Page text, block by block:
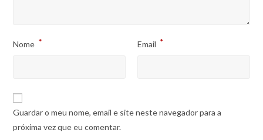
Nome * Email *
Guardar o meu nome, email e site neste navegador para a
próxima vez que eu comentar.